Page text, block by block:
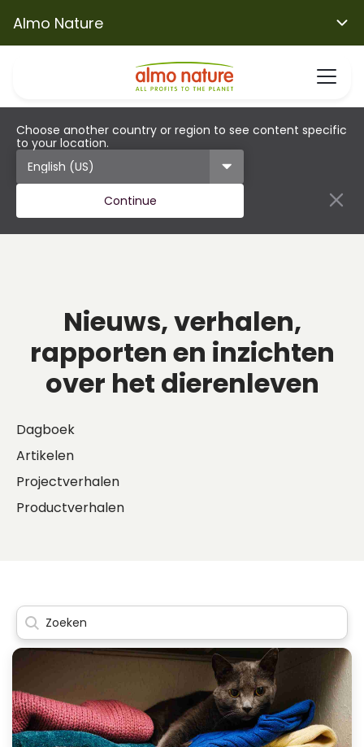
Almo Nature
Choose another country or region to see content specific
to your location.
Continue
Nieuws, verhalen,
rapporten en inzichten
over het dierenleven
Dagboek
Artikelen
Projectverhalen
Productverhalen